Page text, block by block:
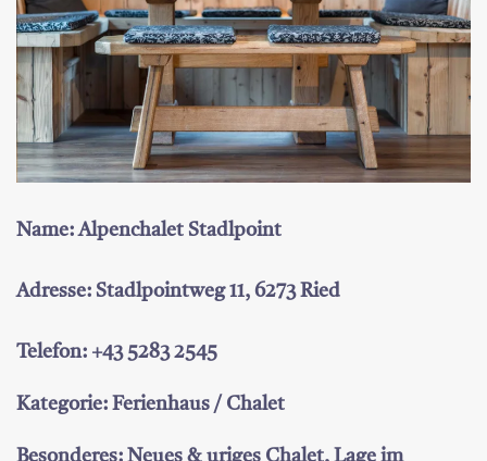
Name: Alpenchalet Stadlpoint
Adresse: Stadlpointweg 11, 6273 Ried
Telefon: +43 5283 2545
Kategorie: Ferienhaus / Chalet
Besonderes: Neues & uriges Chalet, Lage im